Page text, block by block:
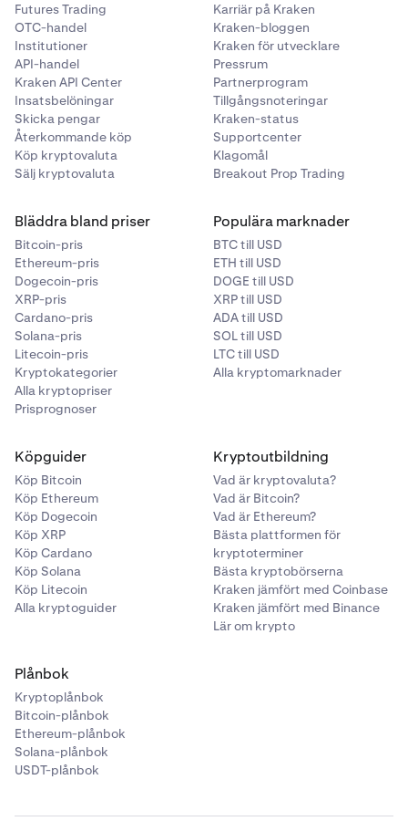
Futures Trading
OTC-handel
Institutioner
API-handel
Kraken API Center
Insatsbelöningar
Skicka pengar
Återkommande köp
Köp kryptovaluta
Sälj kryptovaluta
Karriär på Kraken
Kraken-bloggen
Kraken för utvecklare
Pressrum
Partnerprogram
Tillgångsnoteringar
Kraken-status
Supportcenter
Klagomål
Breakout Prop Trading
Bläddra bland priser
Bitcoin-pris
Ethereum-pris
Dogecoin-pris
XRP-pris
Cardano-pris
Solana-pris
Litecoin-pris
Kryptokategorier
Alla kryptopriser
Prisprognoser
Populära marknader
BTC till USD
ETH till USD
DOGE till USD
XRP till USD
ADA till USD
SOL till USD
LTC till USD
Alla kryptomarknader
Köpguider
Köp Bitcoin
Köp Ethereum
Köp Dogecoin
Köp XRP
Köp Cardano
Köp Solana
Köp Litecoin
Alla kryptoguider
Kryptoutbildning
Vad är kryptovaluta?
Vad är Bitcoin?
Vad är Ethereum?
Bästa plattformen för
kryptoterminer
Bästa kryptobörserna
Kraken jämfört med Coinbase
Kraken jämfört med Binance
Lär om krypto
Plånbok
Kryptoplånbok
Bitcoin-plånbok
Ethereum-plånbok
Solana-plånbok
USDT-plånbok